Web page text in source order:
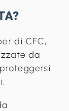
di CFC,
da